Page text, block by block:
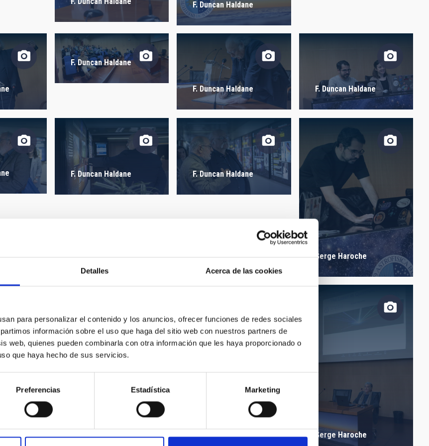
Detalles Acerca de las cookies
para personalizar el contenido y los anuncios, ofrecer funciones de redes sociales
información sobre el uso que haga del sitio web con nuestros partners de
web, quienes pueden combinarla con otra información que les haya proporcionado o
que haya hecho de sus servicios.
Preferencias Estadística Marketing
F. Duncan Haldane
F. Duncan Haldane
F. Duncan Haldane F. Duncan Haldane
F. Duncan Haldane F. Duncan Haldane
Serge Haroche
Serge Haroche Serge Haroche
Serge Haroche